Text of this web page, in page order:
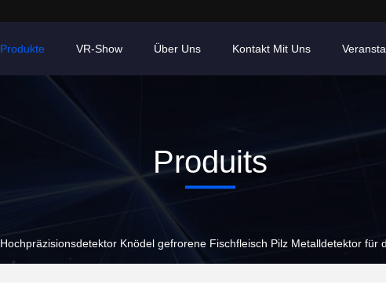
Produkte VR-Show Über Uns Kontakt Mit Uns
Produits
Hochpräzisionsdetektor Knödel gefrorene Fischfleisch Pilz Metalldetektor für